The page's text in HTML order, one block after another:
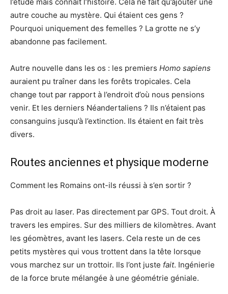
autre couche au mystère. Qui étaient ces gens ?
Pourquoi uniquement des femelles ? La grotte ne s’y
abandonne pas facilement.
Autre nouvelle dans les os : les premiers Homo sapiens
auraient pu traîner dans les forêts tropicales. Cela
change tout par rapport à l’endroit d’où nous pensions
venir. Et les derniers Néandertaliens ? Ils n’étaient pas
consanguins jusqu’à l’extinction. Ils étaient en fait très
divers.
Routes anciennes et physique moderne
Comment les Romains ont-ils réussi à s’en sortir ?
Pas droit au laser. Pas directement par GPS. Tout droit. À
travers les empires. Sur des milliers de kilomètres. Avant
les géomètres, avant les lasers. Cela reste un de ces
petits mystères qui vous trottent dans la tête lorsque
vous marchez sur un trottoir. Ils l’ont juste fait. Ingénierie
de la force brute mélangée à une géométrie géniale.